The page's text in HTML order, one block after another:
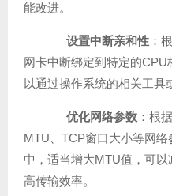
能改进。
设置中断亲和性 ：
网卡中断绑定到特定的
以通过操作系统的相关工具
优化网络参数 ：根
MTU、TCP窗口大小等网
中，适当增大MTU值，可
高传输效率。